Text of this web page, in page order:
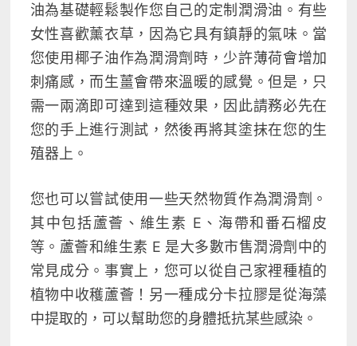
油為基礎輕鬆製作您自己的定制潤滑油。有些
女性喜歡薰衣草，因為它具有鎮靜的氣味。當
您使用椰子油作為潤滑劑時，少許薄荷會增加
刺痛感，而生薑會帶來溫暖的感覺。但是，只
需一兩滴即可達到這種效果，因此請務必先在
您的手上進行測試，然後再將其塗抹在您的生
殖器上。
您也可以嘗試使用一些天然物質作為潤滑劑。
其中包括蘆薈、維生素 E、海帶和番石榴皮
等。蘆薈和維生素 E 是大多數市售潤滑劑中的
常見成分。事實上，您可以從自己家裡種植的
植物中收穫蘆薈！另一種成分卡拉膠是從海藻
中提取的，可以幫助您的身體抵抗某些感染。